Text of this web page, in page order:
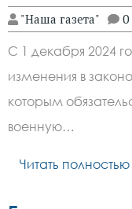
"Наша газета" 0
С 1 декабря 2024
изменения в
которым
военную…
Читать полностью